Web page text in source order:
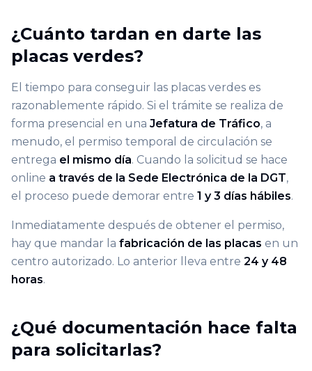
¿Cuánto tardan en darte las
placas verdes​?
El tiempo para conseguir las placas verdes es
razonablemente rápido. Si el trámite se realiza de
forma presencial en una Jefatura de Tráfico, a
menudo, el permiso temporal de circulación se
entrega el mismo día. Cuando la solicitud se hace
online a través de la Sede Electrónica de la DGT,
el proceso puede demorar entre 1 y 3 días hábiles.
Inmediatamente después de obtener el permiso,
hay que mandar la fabricación de las placas en un
centro autorizado. Lo anterior lleva entre 24 y 48
horas.
¿Qué documentación hace falta
para solicitarlas?